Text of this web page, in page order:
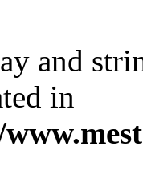
and
in